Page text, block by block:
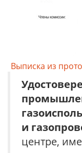
Выписка из
и
центре,